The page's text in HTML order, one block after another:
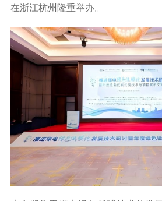
在浙江杭州隆重举办。